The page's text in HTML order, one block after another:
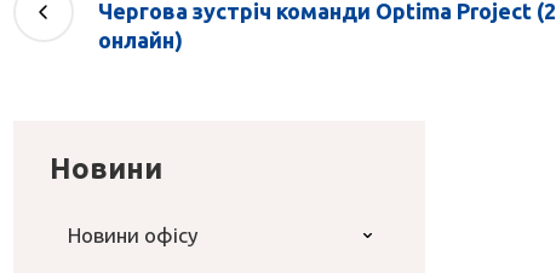
Чергова зустріч команди Optima Project
онлайн)
Новини
Новини офісу